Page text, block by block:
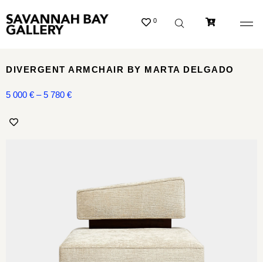
0
DIVERGENT ARMCHAIR BY MARTA DELGADO
5 000 € – 5 780 €